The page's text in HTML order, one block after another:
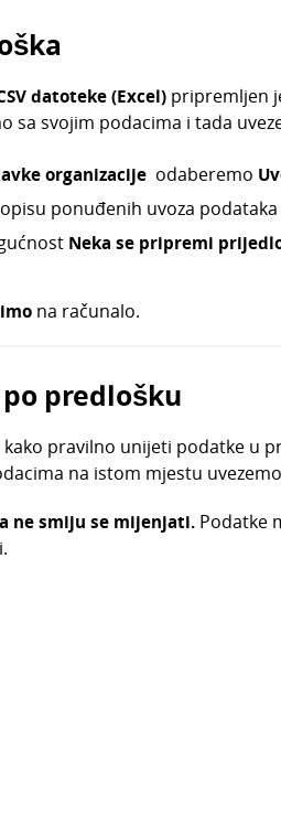
datoteke (Excel) pripremljen
sa svojim podacima i tada
organizacije odaberemo
ponuđenih uvoza
Neka se pripremi
na računalo.
predlošku
pravilno unijeti podatke u
na istom mjestu
ne smiju se mijenjati. Podatke